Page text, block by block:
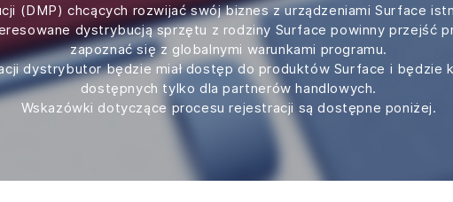
(DMP) chcących rozwijać swój biznes z urządzeniami Surface
dystrybucją sprzętu z rodziny Surface powinny przejść
zapoznać się z globalnymi warunkami programu.
dystrybutor będzie miał dostęp do produktów Surface i będzie
dostępnych tylko dla partnerów handlowych.
Wskazówki dotyczące procesu rejestracji są dostępne poniżej.